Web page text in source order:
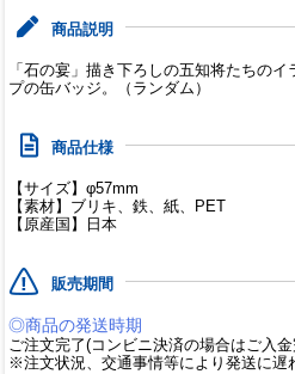
商品説明
「石の宴」描き下ろしの五知将たちの
プの缶バッジ。（ランダム）
商品仕様
【サイズ】φ57mm
【素材】ブリキ、鉄、紙、PET
【原産国】日本
販売期間
◎商品の発送時期
ご注文完了(コンビニ決済の場合はご入
※注文状況、交通事情等により発送に遅